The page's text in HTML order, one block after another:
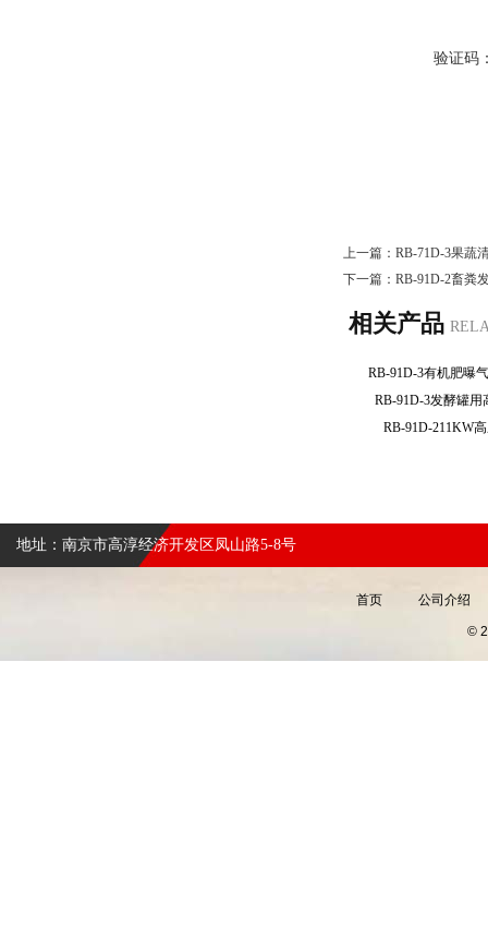
验证码
上一篇： RB-71D-3果蔬
下一篇： RB-91D-2畜粪
相关产品
RB-91D-3有机肥
RB-91D-3发酵罐
RB-91D-211KW
地址：南京市高淳经济开发区凤山路5-8号
首页 公司介绍
©